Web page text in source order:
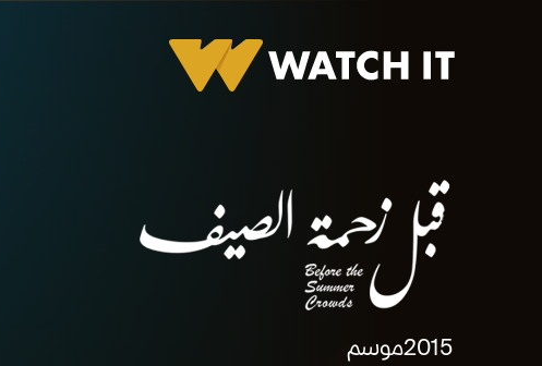
2015موسم